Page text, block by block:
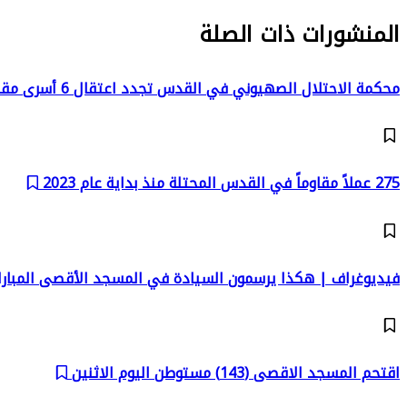
المنشورات ذات الصلة
محكمة الاحتلال الصهيوني في القدس تجدد اعتقال 6 أسرى مقدسيين
275 عملاً مقاوماً في القدس المحتلة منذ بداية عام 2023
فيديوغراف | هكذا يرسمون السيادة في المسجد الأقصى
اقتحم المسجد الاقصى (143) مستوطن اليوم الاثنين